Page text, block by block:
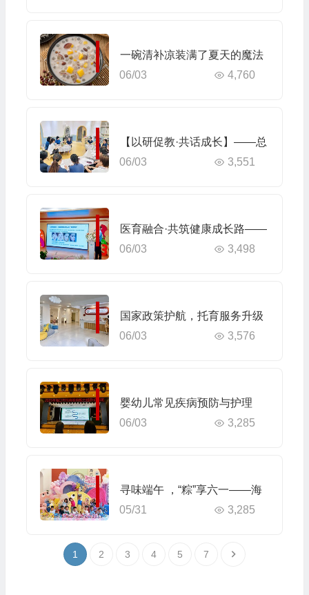
场
一碗清补凉装满了夏天的魔法
06/03 4,760
【以研促教·共话成长】——总
园引领山高托育早教中心大教
06/03 3,551
医育融合·共筑健康成长路——
海口市山高托育早教中心联合
融合健康讲座
06/03 3,498
国家政策护航，托育服务升级
06/03
3,576
婴幼儿常见疾病预防与护理
06/03
3,285
寻味端午 ，“粽”享六一——海
口市山高幼儿园“迎端午，庆六
05/31 3,285
1 2 3 4 5 7